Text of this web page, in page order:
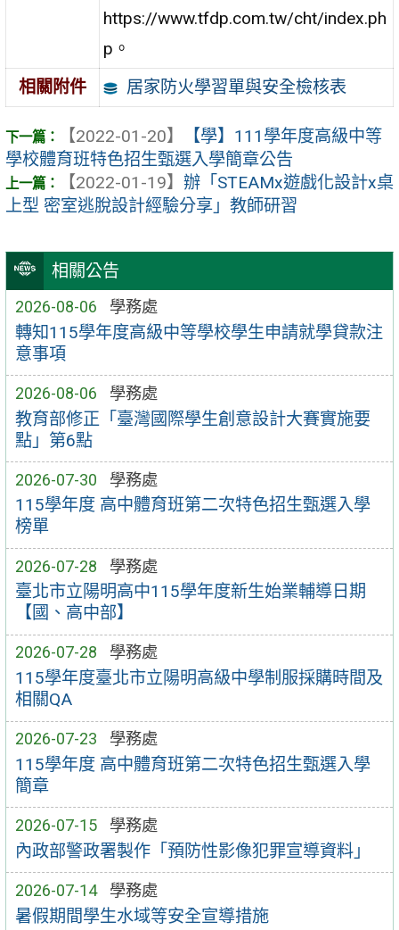
相關公告
2026-08-06 學務處
轉知115學年度高級中等學校學生申請就學貸款注
意事項
2026-08-06 學務處
教育部修正「臺灣國際學生創意設計大賽實施要
點」第6點
2026-07-30 學務處
115學年度 高中體育班第二次特色招生甄選入學
榜單
2026-07-28 學務處
臺北市立陽明高中115學年度新生始業輔導日期
【國、高中部】
2026-07-28 學務處
115學年度臺北市立陽明高級中學制服採購時間及
相關QA
2026-07-23 學務處
115學年度 高中體育班第二次特色招生甄選入學
簡章
2026-07-15 學務處
內政部警政署製作「預防性影像犯罪宣導資料」
2026-07-14 學務處
暑假期間學生水域等安全宣導措施
https://www.tfdp.com.tw/cht/index.ph
p。
相關附件
居家防火學習單與安全檢核表
【2022-01-20】
【學】111學年度高級中等
學校體育班特色招生甄選入學簡章公告
【2022-01-19】 辦「STEAMx遊戲化設計x桌
上型 密室逃脫設計經驗分享」教師研習